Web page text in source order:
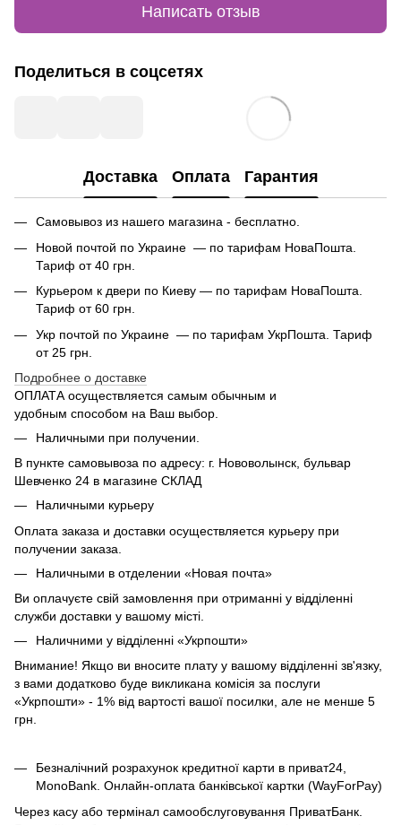
Написать отзыв
Поделиться в соцсетях
Доставка Оплата Гарантия
Самовывоз из нашего магазина - бесплатно.
Новой почтой по Украине — по тарифам НоваПошта.
Тариф от 40 грн.
Курьером к двери по Киеву — по тарифам НоваПошта.
Тариф от 60 грн.
Укр почтой по Украине — по тарифам УкрПошта. Тариф
от 25 грн.
Подробнее о доставке
ОПЛАТА осуществляется самым обычным и
удобным способом на Ваш выбор.
Наличными при получении.
В пункте самовывоза по адресу: г. Нововолынск, бульвар
Шевченко 24 в магазине СКЛАД
Наличными курьеру
Оплата заказа и доставки осуществляется курьеру при
получении заказа.
Наличными в отделении «Новая почта»
Ви оплачуєте свій замовлення при отриманні у відділенні
служби доставки у вашому місті.
Наличними у відділенні «Укрпошти»
Внимание! Якщо ви вносите плату у вашому відділенні зв'язку,
з вами додатково буде викликана комісія за послуги
«Укрпошти» - 1% від вартості вашої посилки, але не менше 5
грн.
Безналічний розрахунок кредитної карти в приват24,
MonoBank. Онлайн-оплата банківської картки (WayForPay)
Через касу або термінал самообслуговування ПриватБанк.